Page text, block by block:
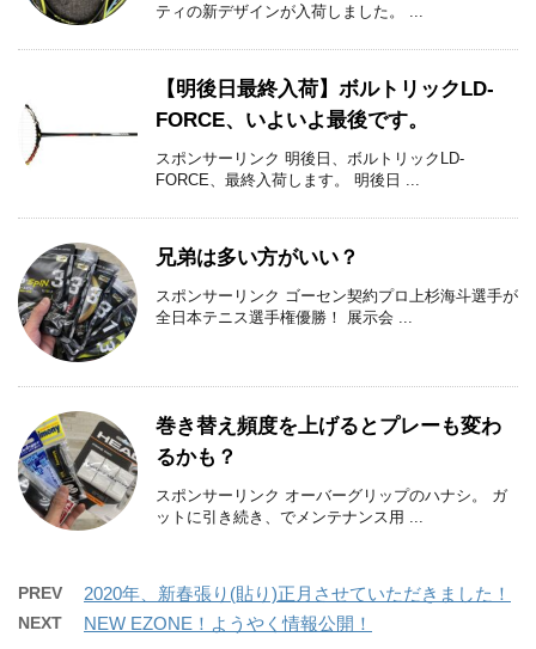
ティの新デザインが入荷しました。 ...
【明後日最終入荷】ボルトリックLD-
FORCE、いよいよ最後です。
スポンサーリンク 明後日、ボルトリックLD-
FORCE、最終入荷します。 明後日 ...
兄弟は多い方がいい？
スポンサーリンク ゴーセン契約プロ上杉海斗選手が
全日本テニス選手権優勝！ 展示会 ...
巻き替え頻度を上げるとプレーも変わ
るかも？
スポンサーリンク オーバーグリップのハナシ。 ガ
ットに引き続き、でメンテナンス用 ...
PREV 2020年、新春張り(貼り)正月させていただきました！
NEXT NEW EZONE！ようやく情報公開！